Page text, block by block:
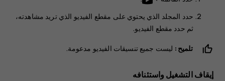
حدد المجلد الذي يحتوي على مقطع الفيديو الذي تريد مشاهدته،
ثم حدد مقطع الفيديو.
تلميح: ليست جميع تنسيقات الفيديو مدعومة.
إيقاف التشغيل واستئنافه